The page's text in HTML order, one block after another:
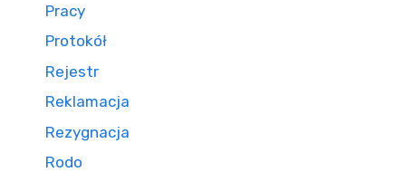
Pracy
Protokół
Rejestr
Reklamacja
Rezygnacja
Rodo